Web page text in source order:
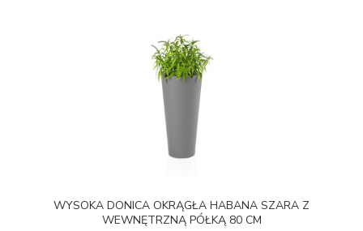
WYSOKA DONICA OKRĄGŁA HABANA SZARA Z
WEWNĘTRZNĄ PÓŁKĄ 80 CM